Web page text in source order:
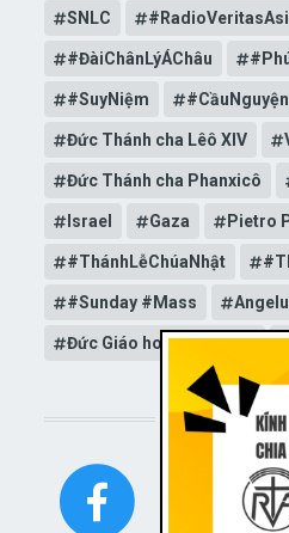
SNLC
#ĐàiChânLýÁChâu
#SuyNiệm #CầuNguyện
Đức Thánh cha Lêô XIV
Đức Thánh cha Phanxicô
Israel Gaza Pietro
#ThánhLễChúaNhật
#Sunday #Mass
Đức Giáo hoàng Lêô XIV
STAY